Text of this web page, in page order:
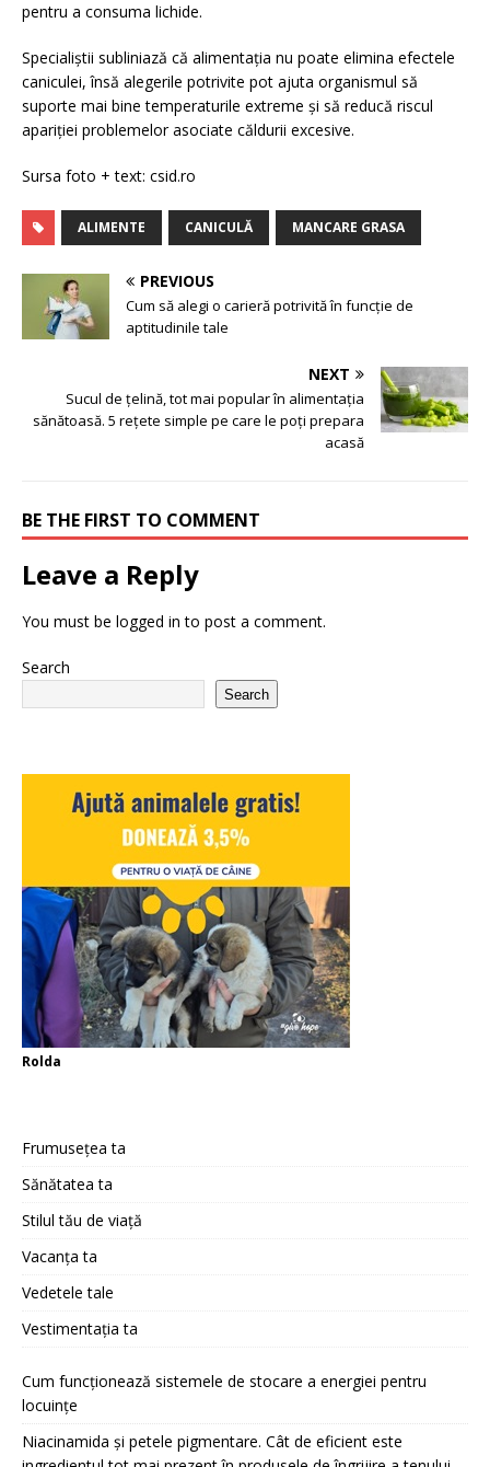
pentru a consuma lichide.
Specialiștii subliniază că alimentația nu poate elimina efectele
caniculei, însă alegerile potrivite pot ajuta organismul să
suporte mai bine temperaturile extreme și să reducă riscul
apariției problemelor asociate căldurii excesive.
Sursa foto + text: csid.ro
ALIMENTE CANICULĂ MANCARE GRASA
PREVIOUS
Cum să alegi o carieră potrivită în funcție de
aptitudinile tale
NEXT
Sucul de țelină, tot mai popular în alimentația
sănătoasă. 5 rețete simple pe care le poți prepara
acasă
BE THE FIRST TO COMMENT
Leave a Reply
You must be logged in to post a comment.
Search
Search
Rolda
Frumusețea ta
Sănătatea ta
Stilul tău de viață
Vacanța ta
Vedetele tale
Vestimentația ta
Cum funcționează sistemele de stocare a energiei pentru
locuințe
Niacinamida și petele pigmentare. Cât de eficient este